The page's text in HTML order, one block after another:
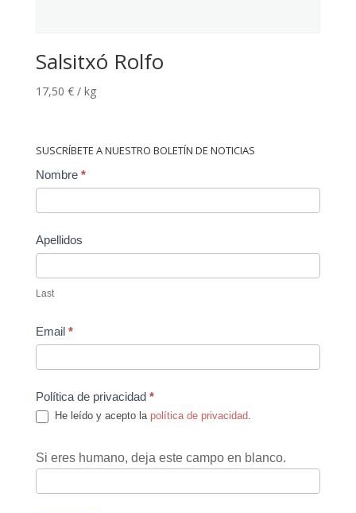
Salsitxó Rolfo
17,50 € / kg
SUSCRÍBETE A NUESTRO BOLETÍN DE NOTICIAS
Contact
Nombre *
Apellidos
Last
Email *
Política de privacidad *
He leído y acepto la política de privacidad
Si eres humano, deja este campo en blanco.